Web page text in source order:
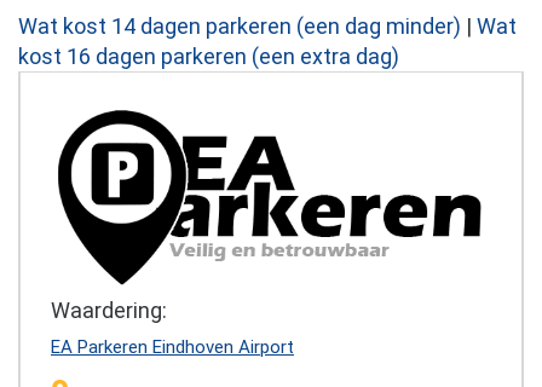
Wat kost 14 dagen parkeren (een dag minder) | Wat
kost 16 dagen parkeren (een extra dag)
Waardering:
EA Parkeren Eindhoven Airport